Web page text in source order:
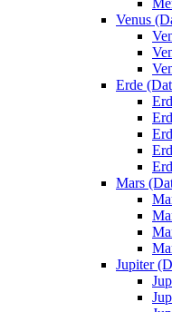
Venus
Erde
Mars
Jupiter